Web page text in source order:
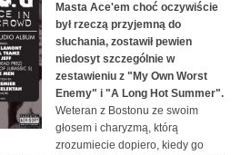
Masta Ace'em choć oczywiście
był rzeczą przyjemną do
słuchania, zostawił pewien
niedosyt szczególnie w
zestawieniu z "My Own Worst
Enemy" i "A Long Hot Summer".
Weteran z Bostonu ze swoim
głosem i charyzmą, którą
zrozumiecie dopiero, kiedy go